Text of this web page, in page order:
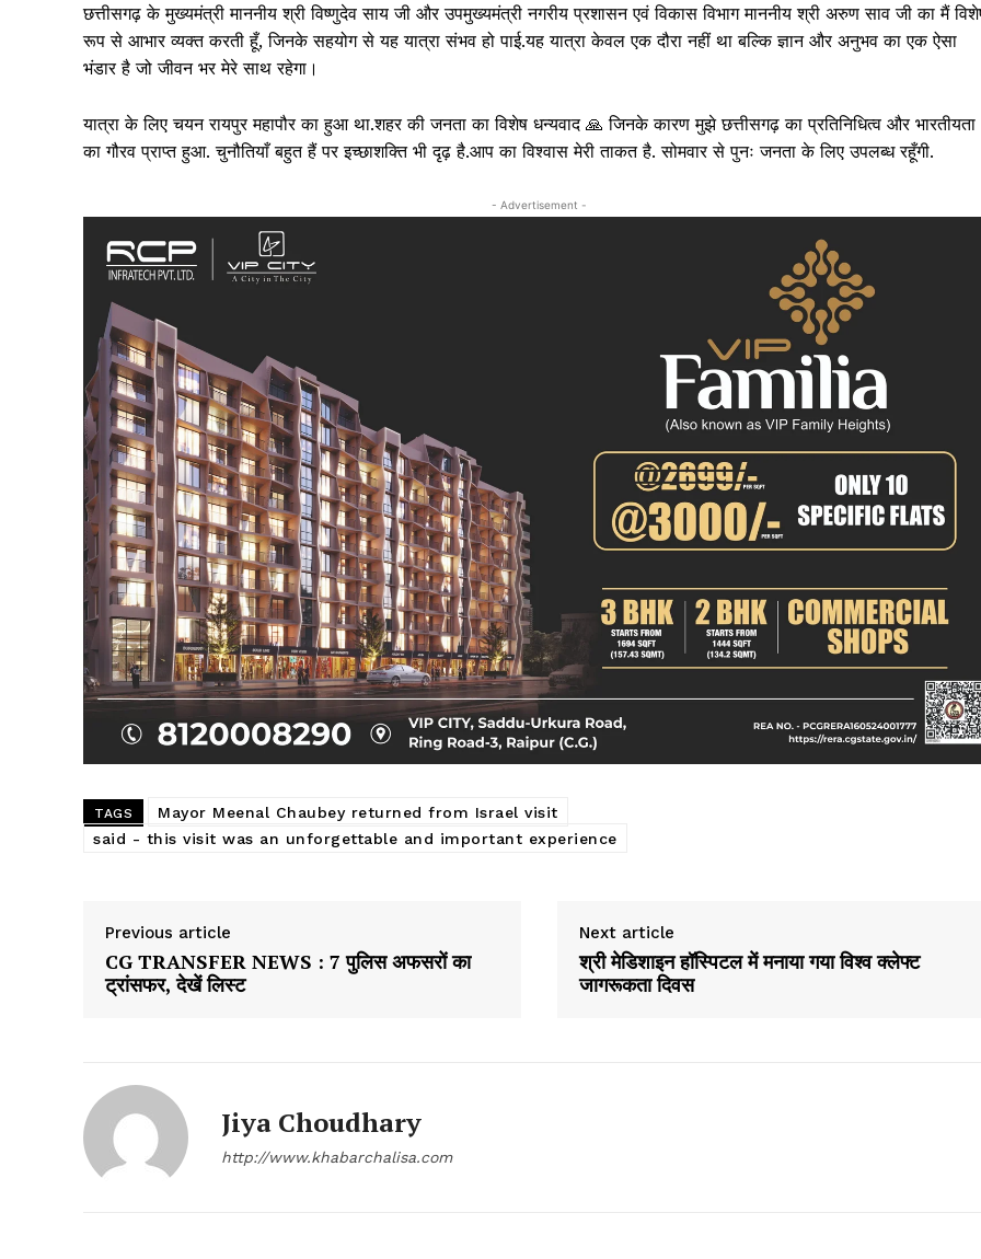
छत्तीसगढ़ के मुख्यमंत्री माननीय श्री विष्णुदेव साय जी और उपमुख्यमंत्री नगरीय प्रशासन एवं विकास विभाग माननीय श्री अरुण साव जी का मैं
रूप से आभार व्यक्त करती हूँ, जिनके सहयोग से यह यात्रा संभव हो पाई.यह यात्रा केवल एक दौरा नहीं था बल्कि ज्ञान और अनुभव का एक ऐसा
भंडार है जो जीवन भर मेरे साथ रहेगा।
यात्रा के लिए चयन रायपुर महापौर का हुआ था.शहर की जनता का विशेष धन्यवाद 🙏 जिनके कारण मुझे छत्तीसगढ़ का प्रतिनिधित्व और भारतीयता
का गौरव प्राप्त हुआ. चुनौतियाँ बहुत हैं पर इच्छाशक्ति भी दृढ़ है.आप का विश्वास मेरी ताकत है. सोमवार से पुनः जनता के लिए उपलब्ध रहूँगी.
- Advertisement -
TAGS
Mayor Meenal Chaubey returned from Israel visit
said - this visit was an unforgettable and important experience
Previous article
CG TRANSFER NEWS : 7 पुलिस अफसरों का
ट्रांसफर, देखें लिस्ट
Next article
श्री मेडिशाइन हॉस्पिटल में मनाया गया विश्व क्लेफ्ट
जागरूकता दिवस
Jiya Choudhary
http://www.khabarchalisa.com